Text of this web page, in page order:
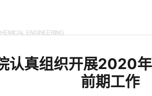
认真组织开展2020
前期工作